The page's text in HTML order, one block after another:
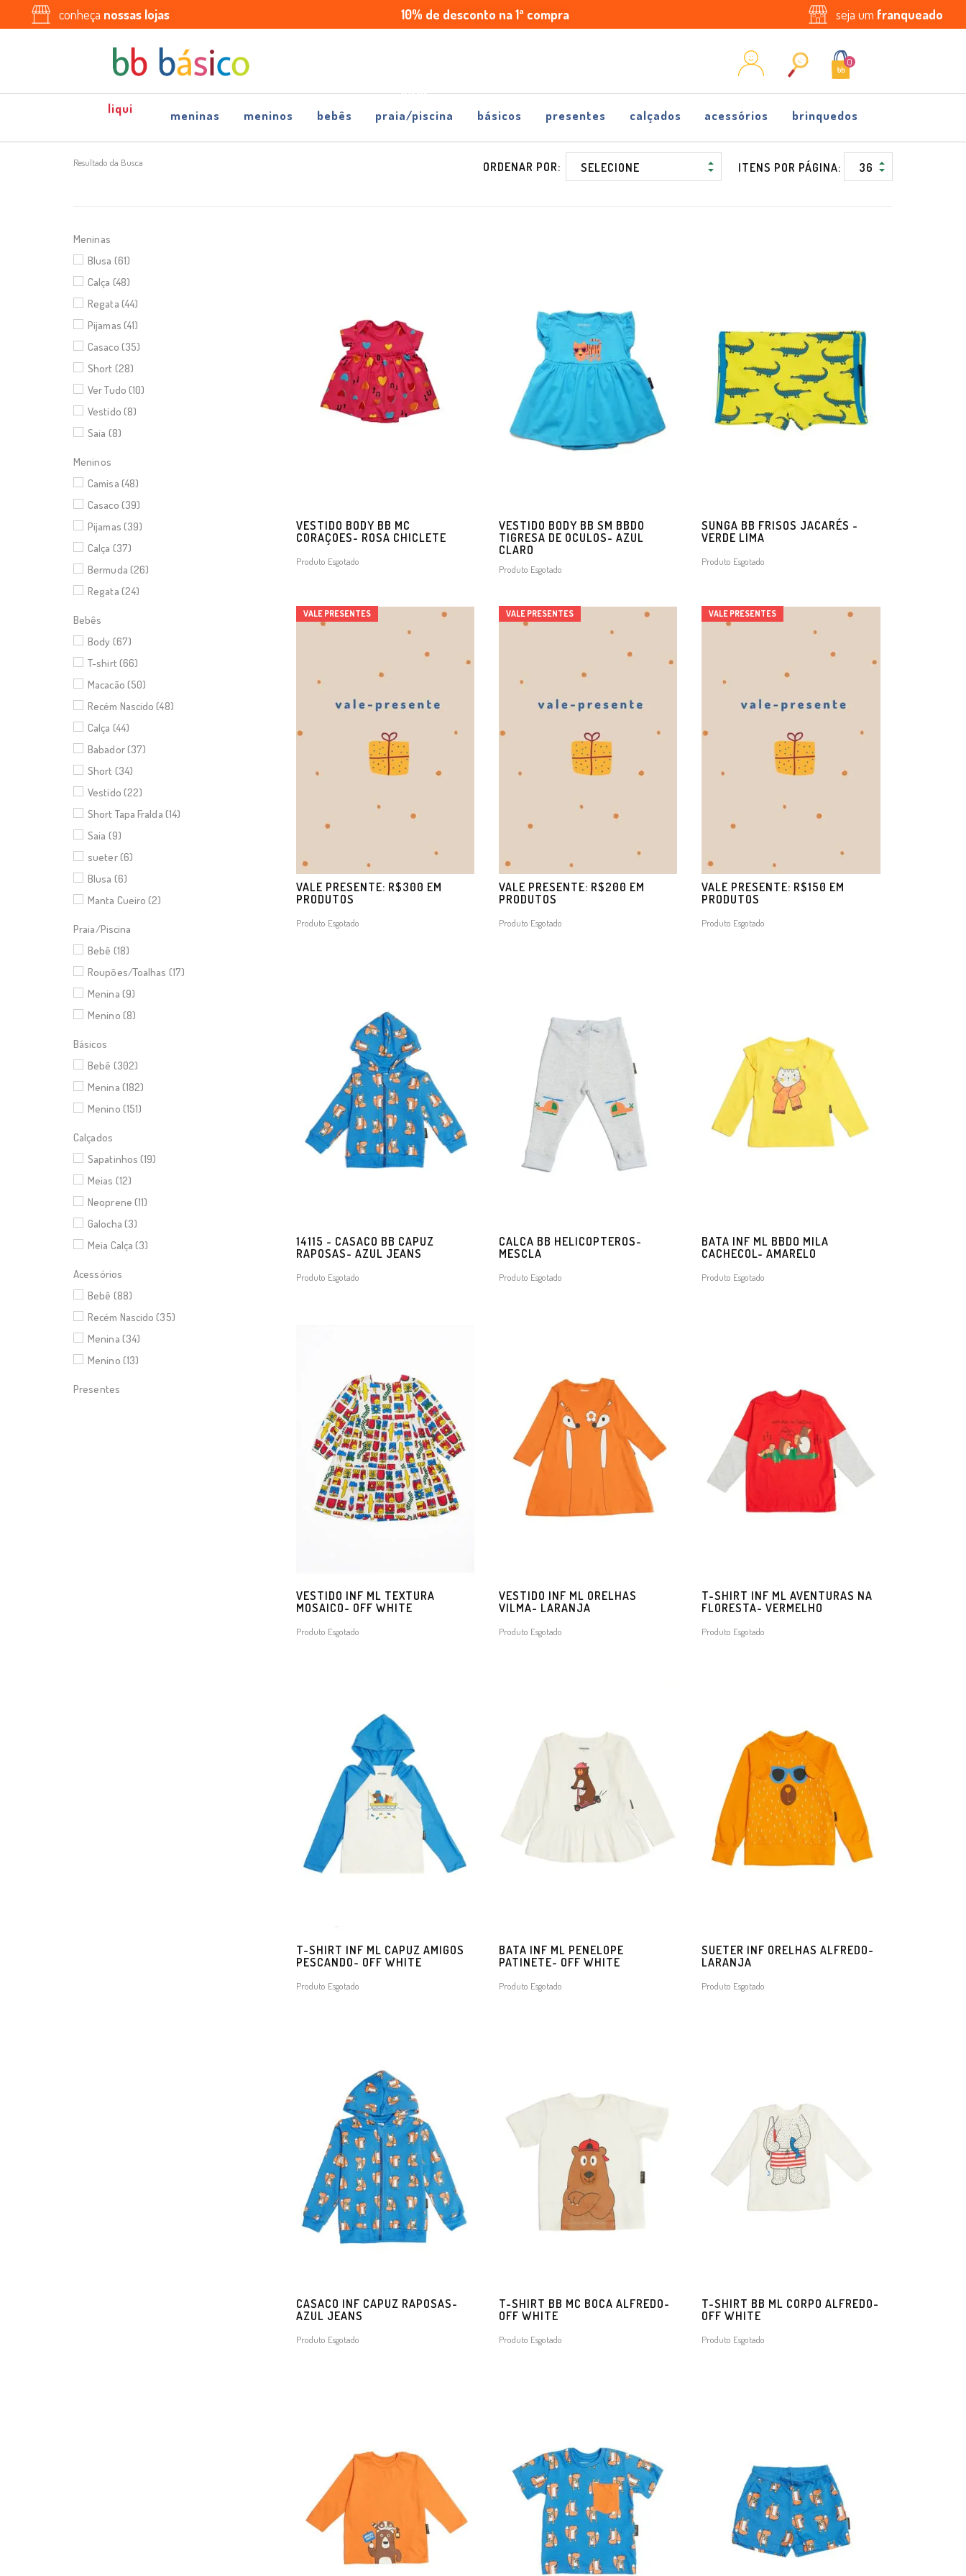
conheça nossas lojas 10% de desconto na 1ª compra
Enviamos
para
Parcele
em
juros
seja um franqueado
0
meninas meninos bebês praia/piscina básicos calçados acessórios brinquedos
presentes
Resultado da Busca ORDENAR POR: ITENS POR PÁGINA:
Meninas
Blusa (61)
Calça (48)
Regata (44)
Pijamas (41)
Casaco (35)
Short (28)
Ver Tudo (10)
Vestido (8)
Saia (8)
Meninos
Camisa (48)
Casaco (39)
Pijamas (39)
Calça (37)
Bermuda (26)
Regata (24)
Bebês
Body (67)
T-shirt (66)
Macacão (50)
Recém Nascido (48)
Calça (44)
Babador (37)
Short (34)
Vestido (22)
Short Tapa Fralda (14)
Saia (9)
sueter (6)
Blusa (6)
Manta Cueiro (2)
Praia/Piscina
Bebê (18)
Roupões/Toalhas (17)
Menina (9)
Menino (8)
Básicos
Bebê (302)
Menina (182)
Menino (151)
Calçados
Sapatinhos (19)
Meias (12)
Neoprene (11)
Galocha (3)
Meia Calça (3)
Acessórios
Bebê (88)
Recém Nascido (35)
Menina (34)
Menino (13)
Presentes
VESTIDO BODY BB MC
CORAÇOES- ROSA CHICLETE
Produto Esgotado
VESTIDO BODY BB SM BBDO
TIGRESA DE OCULOS- AZUL
CLARO
Produto Esgotado
SUNGA BB FRISOS JACARÉS -
VERDE LIMA
Produto Esgotado
VALE PRESENTE: R$300 EM
PRODUTOS
Produto Esgotado
VALE PRESENTES
VALE PRESENTE: R$200 EM
PRODUTOS
Produto Esgotado
VALE PRESENTES
VALE PRESENTE: R$150 EM
PRODUTOS
Produto Esgotado
VALE PRESENTES
14115 - CASACO BB CAPUZ
RAPOSAS- AZUL JEANS
Produto Esgotado
CALCA BB HELICOPTEROS-
MESCLA
Produto Esgotado
BATA INF ML BBDO MILA
CACHECOL- AMARELO
Produto Esgotado
VESTIDO INF ML TEXTURA
MOSAICO- OFF WHITE
Produto Esgotado
VESTIDO INF ML ORELHAS
VILMA- LARANJA
Produto Esgotado
T-SHIRT INF ML AVENTURAS NA
FLORESTA- VERMELHO
Produto Esgotado
T-SHIRT INF ML CAPUZ AMIGOS
PESCANDO- OFF WHITE
Produto Esgotado
BATA INF ML PENELOPE
PATINETE- OFF WHITE
Produto Esgotado
SUETER INF ORELHAS ALFREDO-
LARANJA
Produto Esgotado
CASACO INF CAPUZ RAPOSAS-
AZUL JEANS
Produto Esgotado
T-SHIRT BB MC BOCA ALFREDO-
OFF WHITE
Produto Esgotado
T-SHIRT BB ML CORPO ALFREDO-
OFF WHITE
Produto Esgotado